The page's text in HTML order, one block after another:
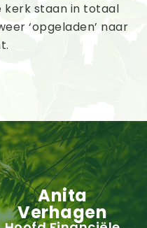
kerk staan in totaal
‘opgeladen’ naar
Anita
Verhagen